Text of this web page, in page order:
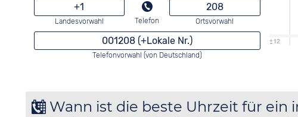
+1
Landesvorwahl Telefon
208
Ortsvorwahl
001208 (+Lokale Nr.)
Telefonvorwahl (von Deutschland)
Wann ist die beste Uhrzeit für ein